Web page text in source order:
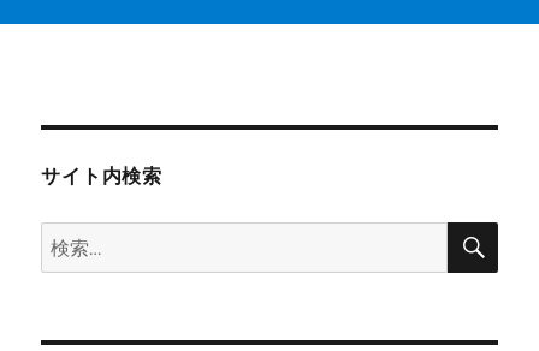
サイト内検索
検
索:
検